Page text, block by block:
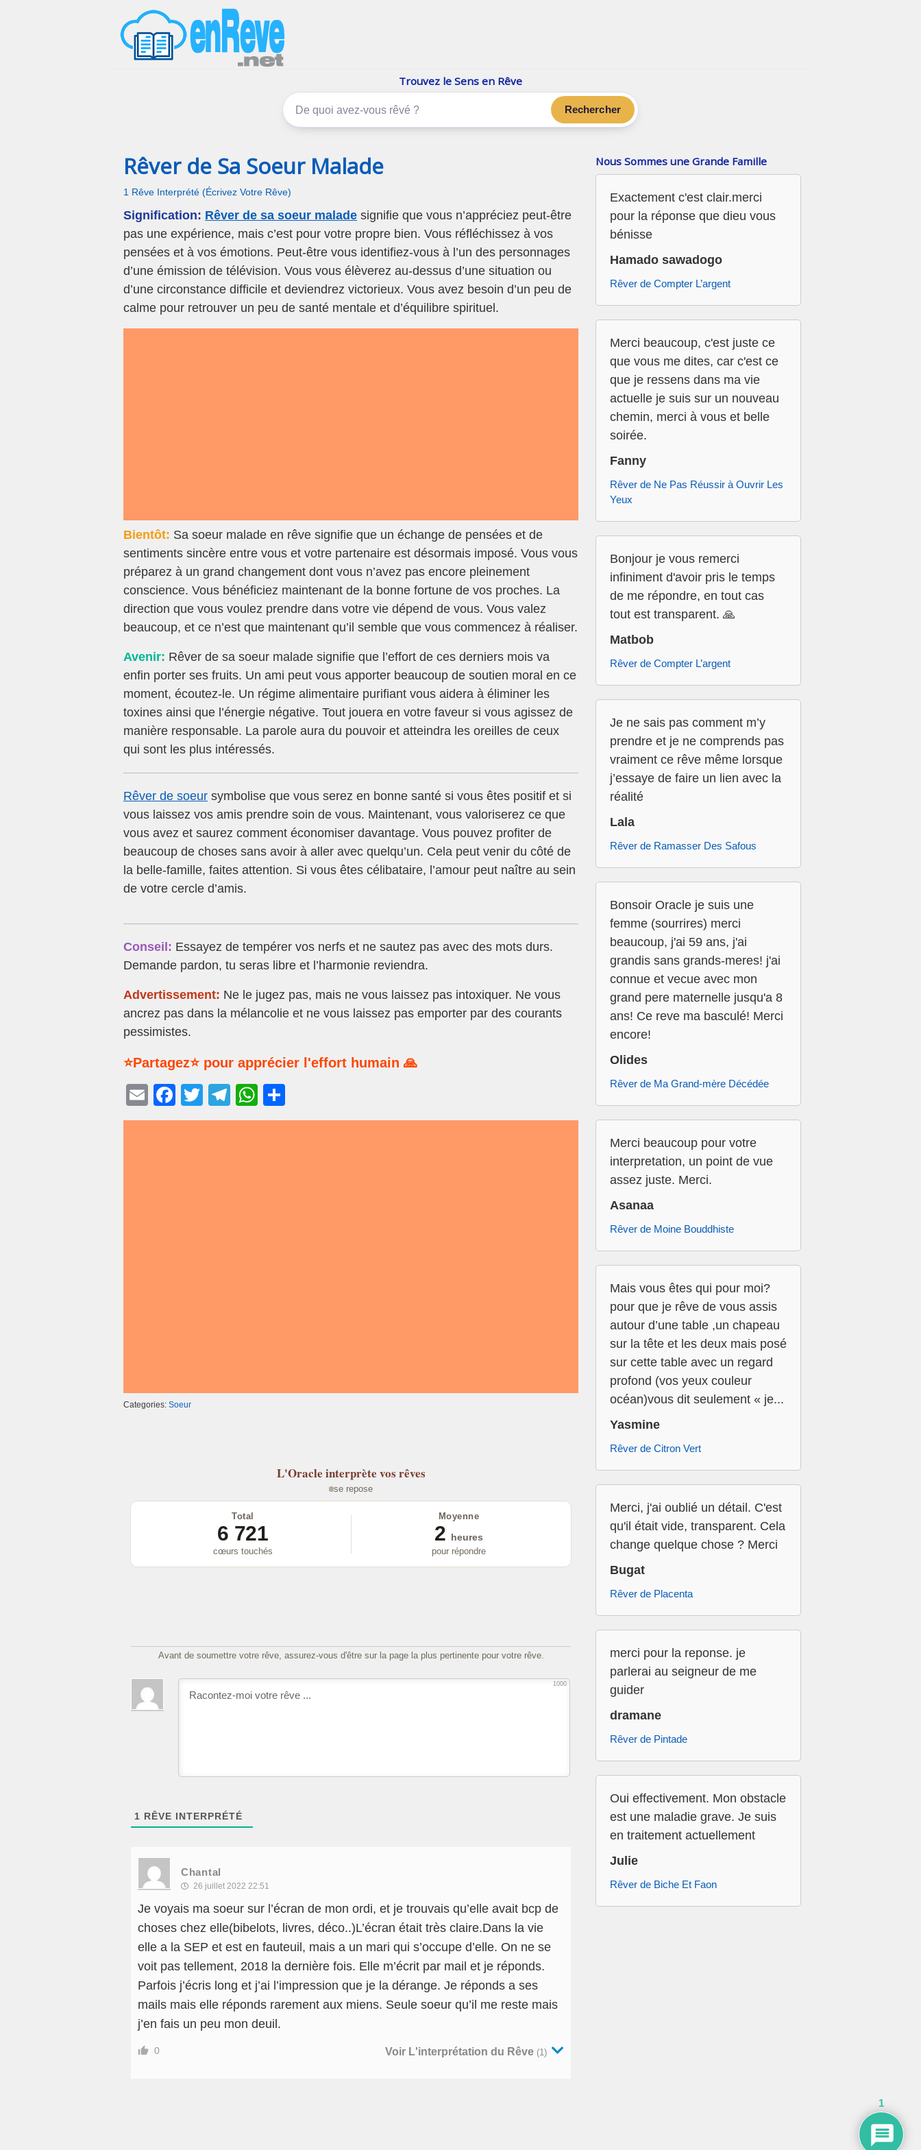
Trouvez le Sens en Rêve
Rechercher
Rêver de Sa Soeur Malade
1 Rêve Interprété (Écrivez Votre Rêve)
Signification: Rêver de sa soeur malade signifie que vous n’appréciez peut-être
pas une expérience, mais c’est pour votre propre bien. Vous réfléchissez à vos
pensées et à vos émotions. Peut-être vous identifiez-vous à l’un des personnages
d’une émission de télévision. Vous vous élèverez au-dessus d’une situation ou
d’une circonstance difficile et deviendrez victorieux. Vous avez besoin d’un peu de
calme pour retrouver un peu de santé mentale et d’équilibre spirituel.
Bientôt: Sa soeur malade en rêve signifie que un échange de pensées et de
sentiments sincère entre vous et votre partenaire est désormais imposé. Vous vous
préparez à un grand changement dont vous n’avez pas encore pleinement
conscience. Vous bénéficiez maintenant de la bonne fortune de vos proches. La
direction que vous voulez prendre dans votre vie dépend de vous. Vous valez
beaucoup, et ce n’est que maintenant qu’il semble que vous commencez à réaliser.
Avenir: Rêver de sa soeur malade signifie que l’effort de ces derniers mois va
enfin porter ses fruits. Un ami peut vous apporter beaucoup de soutien moral en ce
moment, écoutez-le. Un régime alimentaire purifiant vous aidera à éliminer les
toxines ainsi que l’énergie négative. Tout jouera en votre faveur si vous agissez de
manière responsable. La parole aura du pouvoir et atteindra les oreilles de ceux
qui sont les plus intéressés.
Rêver de soeur symbolise que vous serez en bonne santé si vous êtes positif et si
vous laissez vos amis prendre soin de vous. Maintenant, vous valoriserez ce que
vous avez et saurez comment économiser davantage. Vous pouvez profiter de
beaucoup de choses sans avoir à aller avec quelqu’un. Cela peut venir du côté de
la belle-famille, faites attention. Si vous êtes célibataire, l’amour peut naître au sein
de votre cercle d’amis.
Conseil: Essayez de tempérer vos nerfs et ne sautez pas avec des mots durs.
Demande pardon, tu seras libre et l’harmonie reviendra.
Advertissement: Ne le jugez pas, mais ne vous laissez pas intoxiquer. Ne vous
ancrez pas dans la mélancolie et ne vous laissez pas emporter par des courants
pessimistes.
⭐Partagez⭐ pour apprécier l'effort humain 🙏
E
m
F
a
T
wi
T
el
W
h
ar
Categories: Soeur
L'Oracle interprète vos rêves
se repose
Total
6 721
cœurs touchés
Moyenne
2
heures
pour répondre
Avant de soumettre votre rêve, assurez-vous d'être sur la page la plus pertinente pour votre rêve.
1000
1 RÊVE INTERPRÉTÉ
Chantal
26 juillet 2022 22:51
Je voyais ma soeur sur l’écran de mon ordi, et je trouvais qu’elle avait bcp de
choses chez elle(bibelots, livres, déco..)L’écran était très claire.Dans la vie
elle a la SEP et est en fauteuil, mais a un mari qui s’occupe d’elle. On ne se
voit pas tellement, 2018 la dernière fois. Elle m’écrit par mail et je réponds.
Parfois j’écris long et j’ai l’impression que je la dérange. Je réponds a ses
mails mais elle réponds rarement aux miens. Seule soeur qu’il me reste mais
j’en fais un peu mon deuil.
0 Voir L'interprétation du Rêve (1)
Nous Sommes une Grande Famille
Exactement c'est clair.merci
pour la réponse que dieu vous
bénisse
Hamado sawadogo
Rêver de Compter L’argent
Merci beaucoup, c'est juste ce
que vous me dites, car c'est ce
que je ressens dans ma vie
actuelle je suis sur un nouveau
chemin, merci à vous et belle
soirée.
Fanny
Rêver de Ne Pas Réussir à Ouvrir Les
Yeux
Bonjour je vous remerci
infiniment d'avoir pris le temps
de me répondre, en tout cas
tout est transparent. 🙏
Matbob
Rêver de Compter L’argent
Je ne sais pas comment m’y
prendre et je ne comprends pas
vraiment ce rêve même lorsque
j’essaye de faire un lien avec la
réalité
Lala
Rêver de Ramasser Des Safous
Bonsoir Oracle je suis une
femme (sourrires) merci
beaucoup, j'ai 59 ans, j'ai
grandis sans grands-meres! j'ai
connue et vecue avec mon
grand pere maternelle jusqu'a 8
ans! Ce reve ma basculé! Merci
encore!
Olides
Rêver de Ma Grand-mère Décédée
Merci beaucoup pour votre
interpretation, un point de vue
assez juste. Merci.
Asanaa
Rêver de Moine Bouddhiste
Mais vous êtes qui pour moi?
pour que je rêve de vous assis
autour d’une table ,un chapeau
sur la tête et les deux mais posé
sur cette table avec un regard
profond (vos yeux couleur
océan)vous dit seulement « je...
Yasmine
Rêver de Citron Vert
Merci, j'ai oublié un détail. C'est
qu'il était vide, transparent. Cela
change quelque chose ? Merci
Bugat
Rêver de Placenta
merci pour la reponse. je
parlerai au seigneur de me
guider
dramane
Rêver de Pintade
Oui effectivement. Mon obstacle
est une maladie grave. Je suis
en traitement actuellement
Julie
Rêver de Biche Et Faon
1